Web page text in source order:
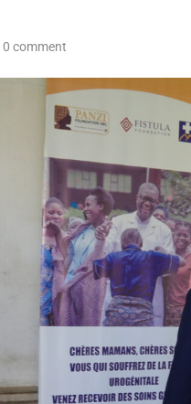
0 comment